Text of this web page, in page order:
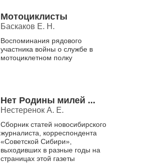
Мотоциклисты
Баскаков Е. Н.
Воспоминания рядового
участника войны о службе в
мотоциклетном полку
Нет Родины милей ...
Нестеренок А. Е.
Сборник статей новосибирского
журналиста, корреспондента
«Советской Сибири»,
выходивших в разные годы на
страницах этой газеты